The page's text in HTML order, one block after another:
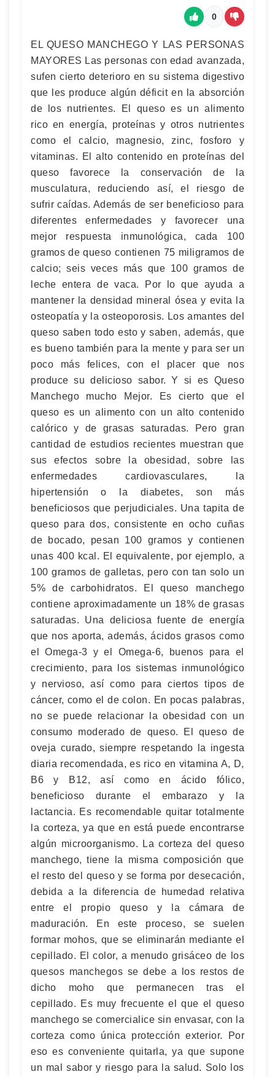
0
EL QUESO MANCHEGO Y LAS PERSONAS
MAYORES Las personas con edad avanzada,
sufen cierto deterioro en su sistema digestivo
que les produce algún déficit en la absorción
de los nutrientes. El queso es un alimento
rico en energía, proteínas y otros nutrientes
como el calcio, magnesio, zinc, fosforo y
vitaminas. El alto contenido en proteínas del
queso favorece la conservación de la
musculatura, reduciendo así, el riesgo de
sufrir caídas. Además de ser beneficioso para
diferentes enfermedades y favorecer una
mejor respuesta inmunológica, cada 100
gramos de queso contienen 75 miligramos de
calcio; seis veces más que 100 gramos de
leche entera de vaca. Por lo que ayuda a
mantener la densidad mineral ósea y evita la
osteopatía y la osteoporosis. Los amantes del
queso saben todo esto y saben, además, que
es bueno también para la mente y para ser un
poco más felices, con el placer que nos
produce su delicioso sabor. Y si es Queso
Manchego mucho Mejor. Es cierto que el
queso es un alimento con un alto contenido
calórico y de grasas saturadas. Pero gran
cantidad de estudios recientes muestran que
sus efectos sobre la obesidad, sobre las
enfermedades cardiovasculares, la
hipertensión o la diabetes, son más
beneficiosos que perjudiciales. Una tapita de
queso para dos, consistente en ocho cuñas
de bocado, pesan 100 gramos y contienen
unas 400 kcal. El equivalente, por ejemplo, a
100 gramos de galletas, pero con tan solo un
5% de carbohidratos. El queso manchego
contiene aproximadamente un 18% de grasas
saturadas. Una deliciosa fuente de energía
que nos aporta, además, ácidos grasos como
el Omega-3 y el Omega-6, buenos para el
crecimiento, para los sistemas inmunológico
y nervioso, así como para ciertos tipos de
cáncer, como el de colon. En pocas palabras,
no se puede relacionar la obesidad con un
consumo moderado de queso. El queso de
oveja curado, siempre respetando la ingesta
diaria recomendada, es rico en vitamina A, D,
B6 y B12, así como en ácido fólico,
beneficioso durante el embarazo y la
lactancia. Es recomendable quitar totalmente
la corteza, ya que en está puede encontrarse
algún microorganismo. La corteza del queso
manchego, tiene la misma composición que
el resto del queso y se forma por desecación,
debida a la diferencia de humedad relativa
entre el propio queso y la cámara de
maduración. En este proceso, se suelen
formar mohos, que se eliminarán mediante el
cepillado. El color, a menudo grisáceo de los
quesos manchegos se debe a los restos de
dicho moho que permanecen tras el
cepillado. Es muy frecuente el que el queso
manchego se comercialice sin envasar, con la
corteza como única protección exterior. Por
eso es conveniente quitarla, ya que supone
un mal sabor y riesgo para la salud. Solo los